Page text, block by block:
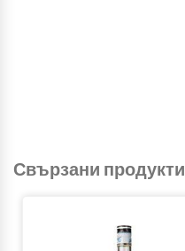
Свързани продукти